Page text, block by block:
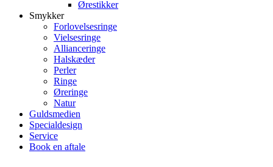
Ørestikker
Smykker
Forlovelsesringe
Vielsesringe
Allianceringe
Halskæder
Perler
Ringe
Øreringe
Natur
Guldsmedien
Specialdesign
Service
Book en aftale